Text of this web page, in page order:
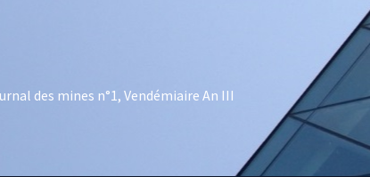
des mines n°1, Vendémiaire An III